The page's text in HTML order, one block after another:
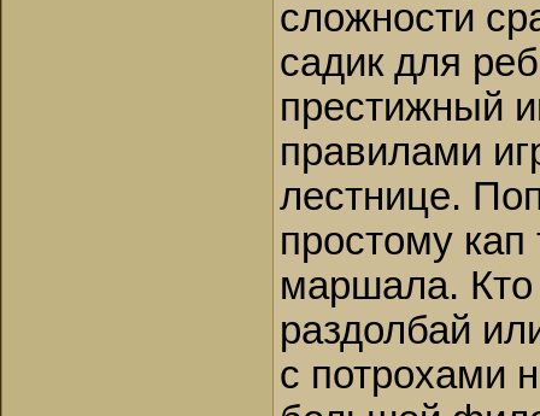
сложности
садик для
престижный
правилами
лестнице.
простому
маршала. Кто
раздолбай
с потрохами